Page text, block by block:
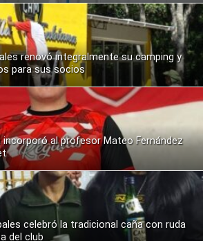
renovó integralmente su camping y
para sus socios
incorporó al profesor Mateo Fernández
celebró la tradicional caña con ruda
del club